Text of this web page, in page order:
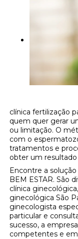
clínica fertilização
quem quer gerar
ou limitação. O
com o
tratamentos e
obter um
Encontre a
BEM ESTAR. São
clínica
ginecológica São
ginecologista
particular e
sucesso, a
competentes e